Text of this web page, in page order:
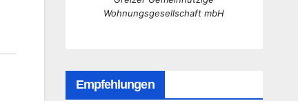
Wohnungsgesellschaft mbH
Empfehlungen